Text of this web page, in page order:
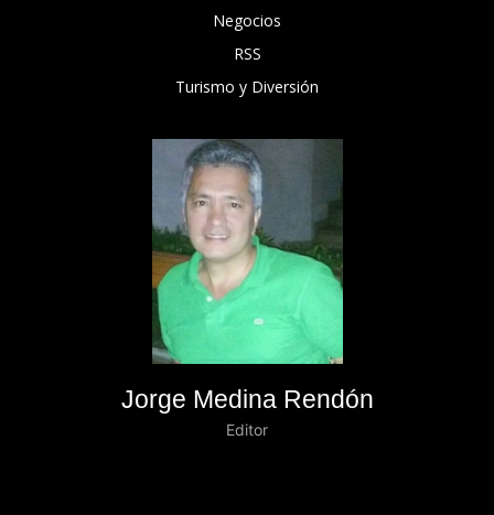
Negocios
RSS
Turismo y Diversión
Jorge Medina Rendón
Editor